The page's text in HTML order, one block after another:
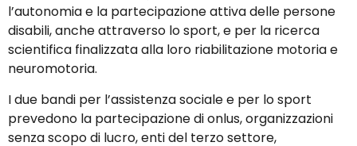
l’autonomia e la partecipazione attiva delle persone
disabili, anche attraverso lo sport, e per la ricerca
scientifica finalizzata alla loro riabilitazione motoria e
neuromotoria.
I due bandi per l’assistenza sociale e per lo sport
prevedono la partecipazione di onlus, organizzazioni
senza scopo di lucro, enti del terzo settore,